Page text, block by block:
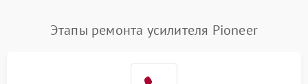
Этапы ремонта усилителя Pioneer